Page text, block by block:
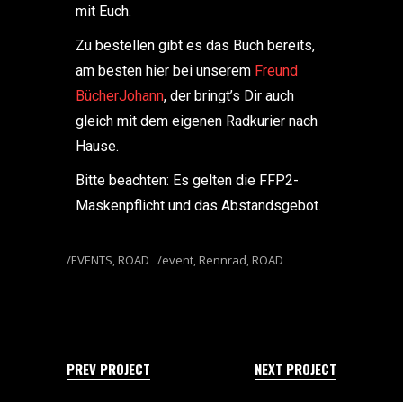
mit Euch.
Zu bestellen gibt es das Buch bereits,
am besten hier bei unserem Freund
BücherJohann, der bringt’s Dir auch
gleich mit dem eigenen Radkurier nach
Hause.
Bitte beachten: Es gelten die FFP2-
Maskenpflicht und das Abstandsgebot.
EVENTS,ROAD event,Rennrad,ROAD
PREV PROJECT NEXT PROJECT